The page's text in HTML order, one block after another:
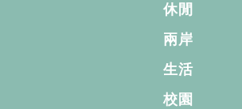
休閒
兩岸
生活
校園